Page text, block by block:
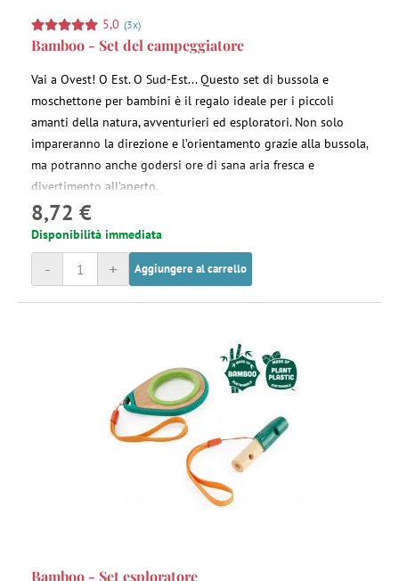
5,0 (3x)
Bamboo - Set del campeggiatore
Vai a Ovest! O Est. O Sud-Est... Questo set di bussola e
moschettone per bambini è il regalo ideale per i piccoli
amanti della natura, avventurieri ed esploratori. Non solo
impareranno la direzione e l’orientamento grazie alla bussola,
ma potranno anche godersi ore di sana aria fresca e
divertimento all’aperto.
8,72 €
Disponibilità immediata
+
- Aggiungere al carrello
Bamboo - Set esploratore